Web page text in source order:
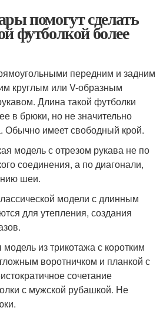
помогут сделать
футболкой более
передним и задним
круглым или V-образным
Длина такой футболки
в брюки, но не значительно
Обычно имеет свободный крой.
модель с отрезом рукава не по
соединения, а по диагонали,
шеи.
модели с длинным
для утепления, создания
из трикотажа с коротким
воротничком и планкой с
сочетание
с мужской рубашкой. Не